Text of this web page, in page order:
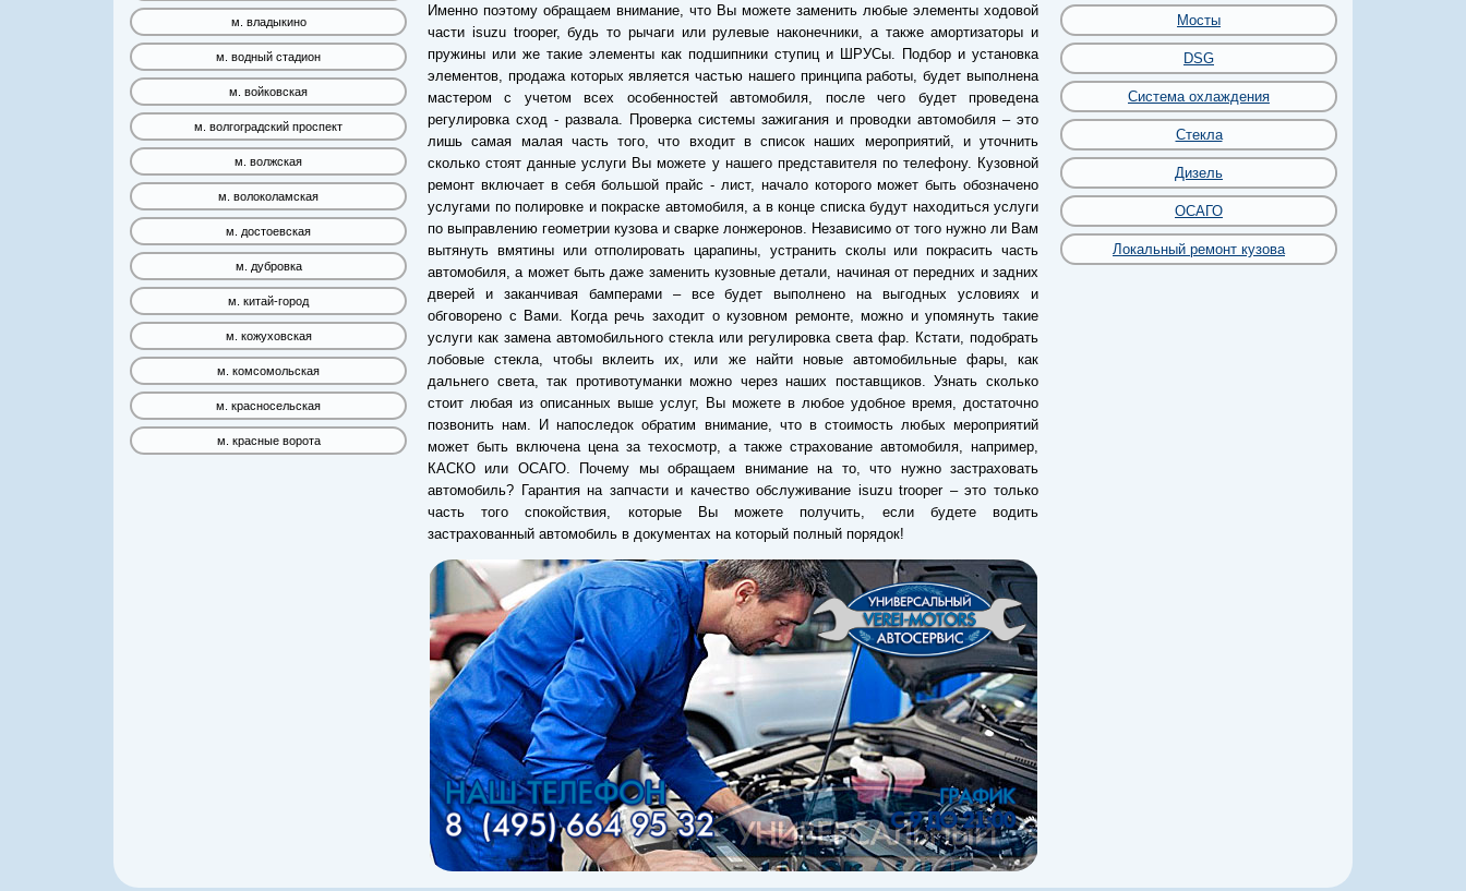
м. владыкино
м. водный стадион
м. войковская
м. волгоградский проспект
м. волжская
м. волоколамская
м. достоевская
м. дубровка
м. китай-город
м. кожуховская
м. комсомольская
м. красносельская
м. красные ворота
Именно поэтому обращаем внимание, что Вы можете заменить любые элементы ходовой
части isuzu trooper, будь то рычаги или рулевые наконечники, а также амортизаторы и
пружины или же такие элементы как подшипники ступиц и ШРУСы. Подбор и установка
элементов, продажа которых является частью нашего принципа работы, будет выполнена
мастером с учетом всех особенностей автомобиля, после чего будет проведена
регулировка сход - развала. Проверка системы зажигания и проводки автомобиля – это
лишь самая малая часть того, что входит в список наших мероприятий, и уточнить
сколько стоят данные услуги Вы можете у нашего представителя по телефону. Кузовной
ремонт включает в себя большой прайс - лист, начало которого может быть обозначено
услугами по полировке и покраске автомобиля, а в конце списка будут находиться услуги
по выправлению геометрии кузова и сварке лонжеронов. Независимо от того нужно ли Вам
вытянуть вмятины или отполировать царапины, устранить сколы или покрасить часть
автомобиля, а может быть даже заменить кузовные детали, начиная от передних и задних
дверей и заканчивая бамперами – все будет выполнено на выгодных условиях и
обговорено с Вами. Когда речь заходит о кузовном ремонте, можно и упомянуть такие
услуги как замена автомобильного стекла или регулировка света фар. Кстати, подобрать
лобовые стекла, чтобы вклеить их, или же найти новые автомобильные фары, как
дальнего света, так противотуманки можно через наших поставщиков. Узнать сколько
стоит любая из описанных выше услуг, Вы можете в любое удобное время, достаточно
позвонить нам. И напоследок обратим внимание, что в стоимость любых мероприятий
может быть включена цена за техосмотр, а также страхование автомобиля, например,
КАСКО или ОСАГО. Почему мы обращаем внимание на то, что нужно застраховать
автомобиль? Гарантия на запчасти и качество обслуживание isuzu trooper – это только
часть того спокойствия, которые Вы можете получить, если будете водить
застрахованный автомобиль в документах на который полный порядок!
Мосты
DSG
Система охлаждения
Стекла
Дизель
ОСАГО
Локальный ремонт кузова